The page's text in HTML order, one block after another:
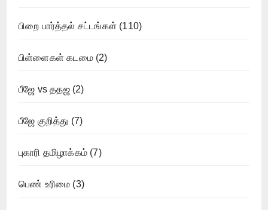
பிறை பார்த்தல் சட்டங்கள் (110)
பிள்ளைகள் கடமை(2)
பீஜே vs ததஜ(2)
பீஜே குறித்து (7)
புகாரி தமிழாக்கம் (7)
பெண் உரிமை (3)